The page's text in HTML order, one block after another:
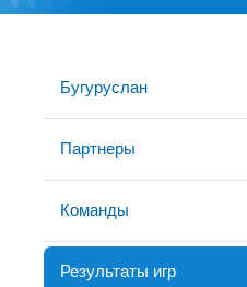
Бугуруслан
Партнеры
Команды
Результаты игр